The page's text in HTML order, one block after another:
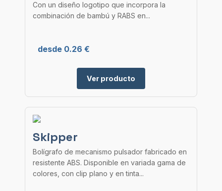
Con un diseño logotipo que incorpora la
combinación de bambú y RABS en...
desde 0.26 €
Ver producto
Skipper
Bolígrafo de mecanismo pulsador fabricado en
resistente ABS. Disponible en variada gama de
colores, con clip plano y en tinta...